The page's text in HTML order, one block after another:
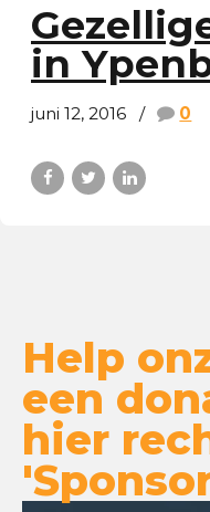
in
juni 12, 2016 0
Help
een
hier